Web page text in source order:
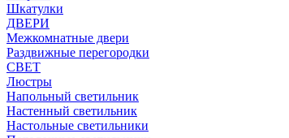
Шкатулки
ДВЕРИ
Межкомнатные двери
Раздвижные перегородки
СВЕТ
Люстры
Напольный светильник
Настенный светильник
Настольные светильники